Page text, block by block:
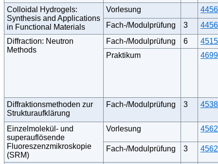
Colloidal Hydrogels:
Synthesis and Applications
in Functional Materials
Vorlesung
Fach-/Modulprüfung
3
Diffraction: Neutron
Methods
Fach-/Modulprüfung 6
Praktikum
Diffraktionsmethoden zur
Strukturaufklärung
Fach-/Modulprüfung 3
Einzelmolekül- und
superauflösende
Fluoreszenzmikroskopie
(SRM)
Vorlesung
Fach-/Modulprüfung 3